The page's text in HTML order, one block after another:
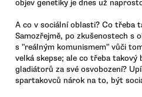
objev genetiky je dnes už
A co v sociální oblasti? Co třeba
Samozřejmě, po zkušenostech s
s "reálným komunismem" vůči
velká skepse; ale co třeba
gladiátorů za své osvobození?
spartakovců nárok na to, být